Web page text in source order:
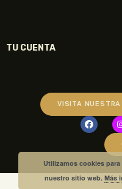
TU CUENTA
VISITA
Utilizamos cookies
nuestro sitio web.Más